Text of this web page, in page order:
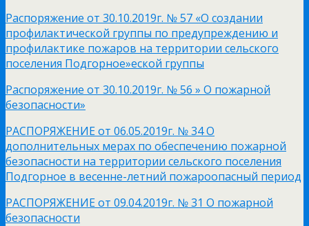
Распоряжение от 30.10.2019г. № 57 «О создании
профилактической группы по предупреждению и
профилактике пожаров на территории сельского
поселения Подгорное»еской группы
Распоряжение от 30.10.2019г. № 56 » О пожарной
безопасности»
РАСПОРЯЖЕНИЕ от 06.05.2019г. № 34 О
дополнительных мерах по обеспечению пожарной
безопасности на территории сельского поселения
Подгорное в весенне-летний пожароопасный период
РАСПОРЯЖЕНИЕ от 09.04.2019г. № 31 О пожарной
безопасности